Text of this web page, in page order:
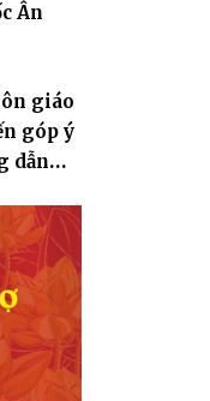
Ân
giáo
góp ý
dẫn